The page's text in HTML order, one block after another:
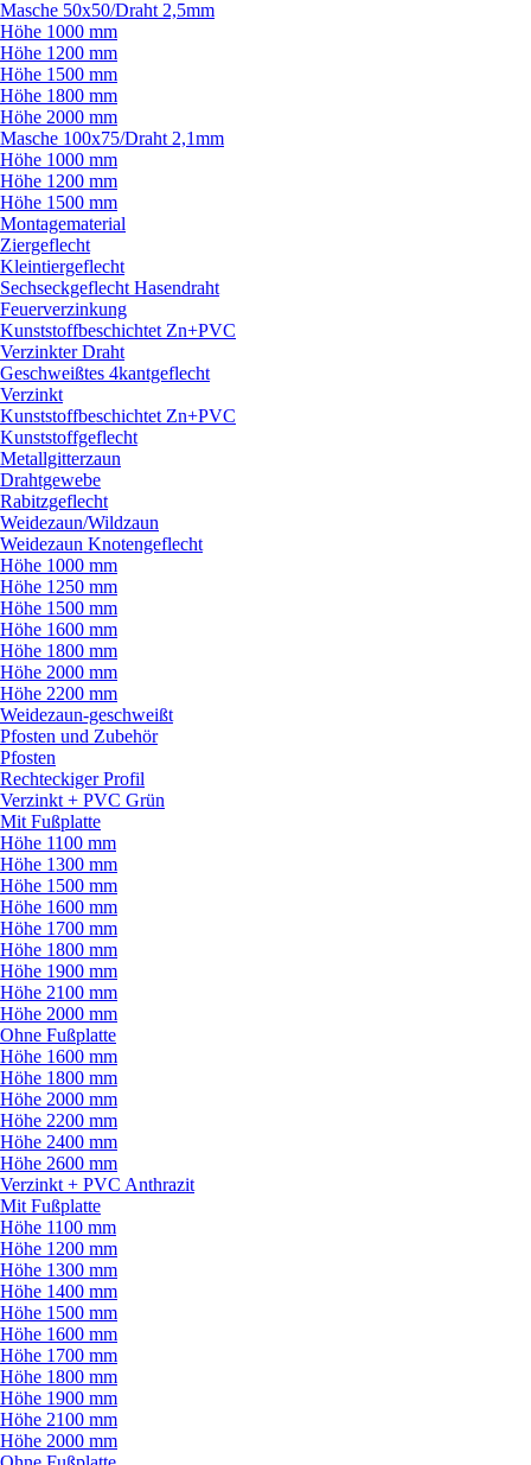
Masche 50x50/Draht 2,5mm
Höhe 1000 mm
Höhe 1200 mm
Höhe 1500 mm
Höhe 1800 mm
Höhe 2000 mm
Masche 100x75/Draht 2,1mm
Höhe 1000 mm
Höhe 1200 mm
Höhe 1500 mm
Montagematerial
Ziergeflecht
Kleintiergeflecht
Sechseckgeflecht Hasendraht
Feuerverzinkung
Kunststoffbeschichtet Zn+PVC
Verzinkter Draht
Geschweißtes 4kantgeflecht
Verzinkt
Kunststoffbeschichtet Zn+PVC
Kunststoffgeflecht
Metallgitterzaun
Drahtgewebe
Rabitzgeflecht
Weidezaun/Wildzaun
Weidezaun Knotengeflecht
Höhe 1000 mm
Höhe 1250 mm
Höhe 1500 mm
Höhe 1600 mm
Höhe 1800 mm
Höhe 2000 mm
Höhe 2200 mm
Weidezaun-geschweißt
Pfosten und Zubehör
Pfosten
Rechteckiger Profil
Verzinkt + PVC Grün
Mit Fußplatte
Höhe 1100 mm
Höhe 1300 mm
Höhe 1500 mm
Höhe 1600 mm
Höhe 1700 mm
Höhe 1800 mm
Höhe 1900 mm
Höhe 2100 mm
Höhe 2000 mm
Ohne Fußplatte
Höhe 1600 mm
Höhe 1800 mm
Höhe 2000 mm
Höhe 2200 mm
Höhe 2400 mm
Höhe 2600 mm
Verzinkt + PVC Anthrazit
Mit Fußplatte
Höhe 1100 mm
Höhe 1200 mm
Höhe 1300 mm
Höhe 1400 mm
Höhe 1500 mm
Höhe 1600 mm
Höhe 1700 mm
Höhe 1800 mm
Höhe 1900 mm
Höhe 2100 mm
Höhe 2000 mm